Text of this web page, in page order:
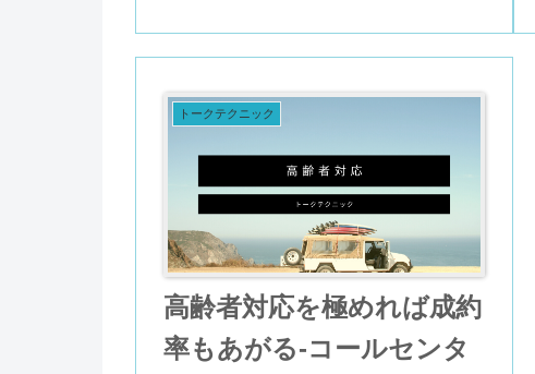
トークテクニック
高齢者対応を極めれば成約
率もあがる-コールセンタ